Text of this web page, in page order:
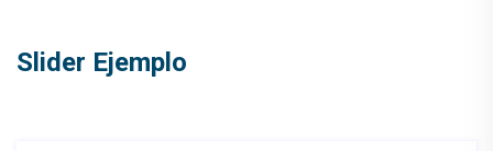
Slider Ejemplo